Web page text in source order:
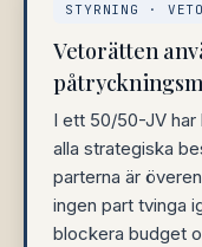
STYRNING ·
Vetorätten
I ett 50/50-JV
alla strategiska
parterna är
ingen part tvinga
blockera budget